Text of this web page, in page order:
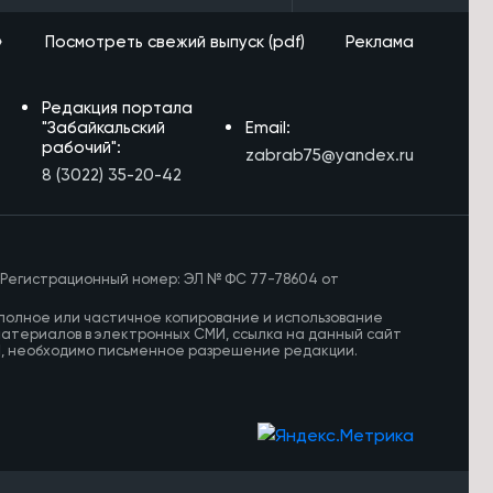
Посмотреть свежий выпуск (pdf) Реклама
Редакция портала
"Забайкальский
рабочий":
8 (3022) 35-20-42
Email:
zabrab75@yandex.ru
Регистрационный номер: ЭЛ № ФС 77-78604 от
или частичное копирование и использование
в электронных СМИ, ссылка на данный сайт
необходимо письменное разрешение редакции.